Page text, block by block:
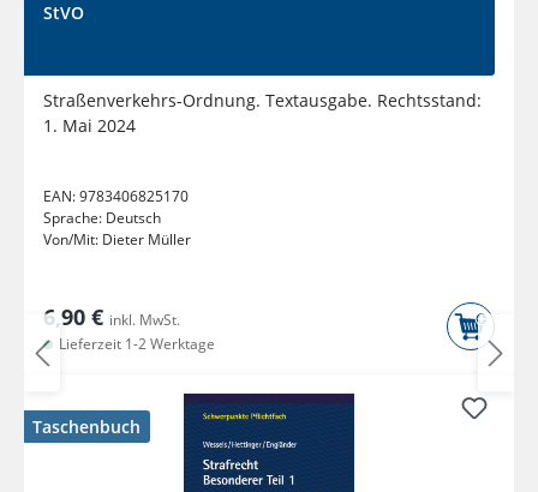
StVO
Straßenverkehrs-Ordnung. Textausgabe. Rechtsstand:
1. Mai 2024
EAN:9783406825170
Sprache: Deutsch
Von/Mit: Dieter Müller
6,90 € inkl. MwSt.
Lieferzeit 1-2 Werktage
Taschenbuch